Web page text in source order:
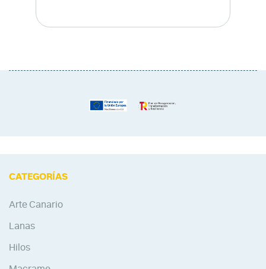
CATEGORÍAS
Arte Canario
Lanas
Hilos